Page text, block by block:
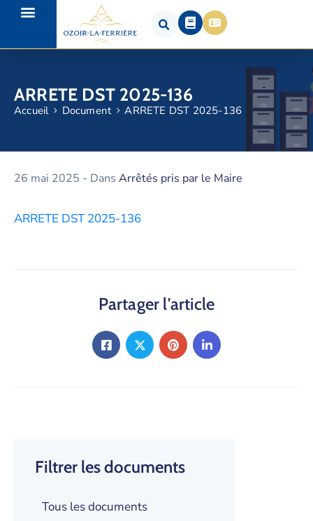
ARRETE DST 2025-136
Accueil Document ARRETE DST 2025-136
Filtrer les documents
Tous les documents
26 mai 2025 - Dans Arrêtés pris par le Maire
ARRETE DST 2025-136
Partager l'article